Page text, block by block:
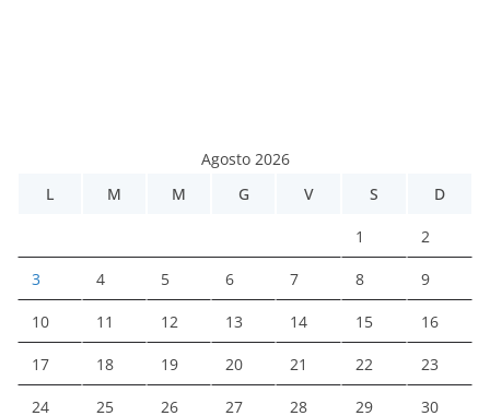
Agosto 2026
L
M M G V S D
1 2
3 4 5 6 7 8 9
10 11 12 13 14 15 16
17 18 19 20 21 22 23
24 25 26 27 28 29 30